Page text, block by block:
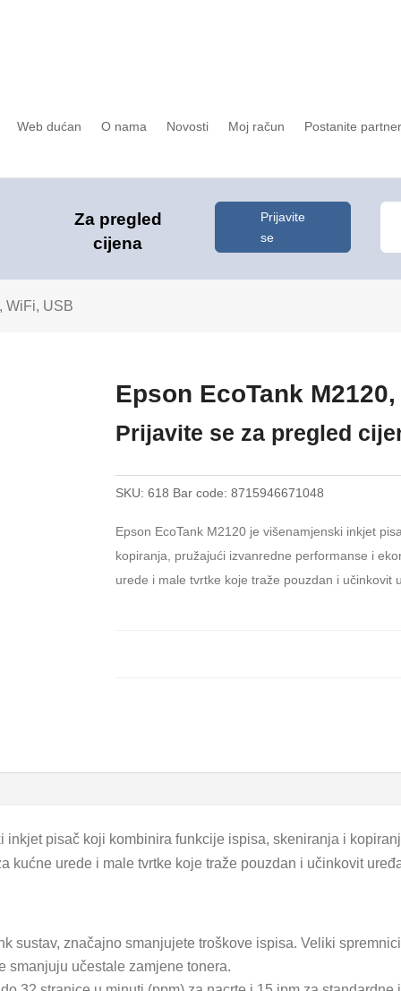
Web dućan O nama Novosti Moj račun Postanite
Za pregled
cijena
Prijavite
se
WiFi, USB
Epson EcoTank
Prijavite se za pregled
SKU:618 Bar code:8715946671048
Epson EcoTank M2120 je višenamjenski inkjet
kopiranja, pružajući izvanredne performanse i
urede i male tvrtke koje traže pouzdan i učinkovit
inkjet pisač koji kombinira funkcije ispisa, skeniranja i
kućne urede i male tvrtke koje traže pouzdan i učinkovit
sustav, značajno smanjujete troškove ispisa. Veliki
smanjuju učestale zamjene tonera.